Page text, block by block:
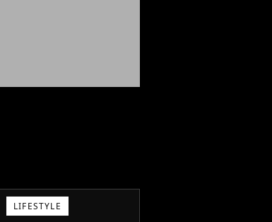
LIFESTYLE